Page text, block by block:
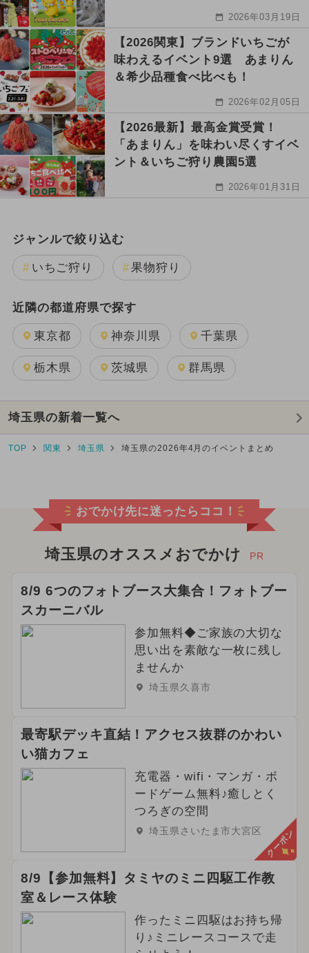
2026年03月19日
【2026関東】ブランドいちごが
味わえるイベント9選 あまりん
＆希少品種食べ比べも！
2026年02月05日
【2026最新】最高金賞受賞！
「あまりん」を味わい尽くすイベ
ント＆いちご狩り農園5選
2026年01月31日
ジャンルで絞り込む
いちご狩り 果物狩り
近隣の都道府県で探す
東京都 神奈川県 千葉県
栃木県 茨城県 群馬県
埼玉県の新着一覧へ
TOP 関東 埼玉県 埼玉県の2026年4月のイベントまとめ
おでかけ先に迷ったらココ！
埼玉県のオススメおでかけ PR
8/9 6つのフォトブース大集合！フォトブー
スカーニバル
参加無料◆ご家族の大切な
思い出を素敵な一枚に残し
ませんか
埼玉県久喜市
最寄駅デッキ直結！アクセス抜群のかわい
い猫カフェ
充電器・wifi・マンガ・ボ
ードゲーム無料♪癒しとく
つろぎの空間
埼玉県さいたま市大宮区 クーポン
8/9【参加無料】タミヤのミニ四駆工作教
室＆レース体験
作ったミニ四駆はお持ち帰
り♪ミニレースコースで走